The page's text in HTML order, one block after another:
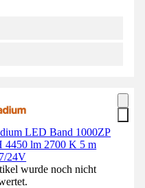
LED Band 1000ZP
4450 lm 2700 K 5 m
24V
wurde noch nicht